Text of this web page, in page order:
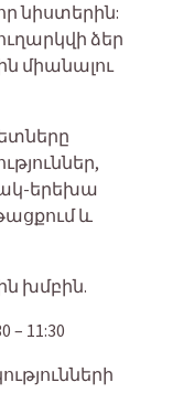
նիստերին:
ձեր
միանալու
երեխա
և
խմբին.
– 11:30